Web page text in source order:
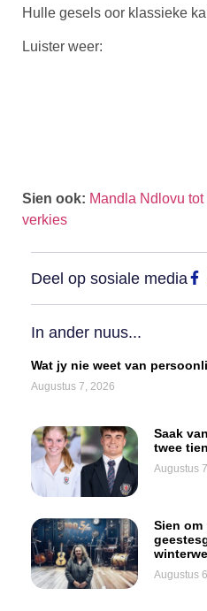
Hulle gesels oor klassieke
Luister weer:
Sien ook: Mandla Ndlovu
verkies
Deel op sosiale media
In ander nuus...
Wat jy nie weet van
Augustus 7, 2026
Saak
twee
Augustus
Sien om
Augustus